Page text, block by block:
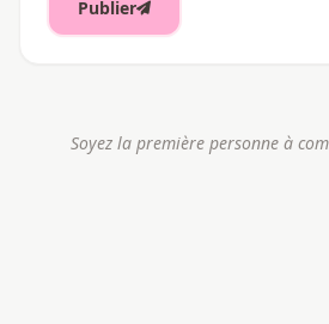
Publier
Soyez la première personne à